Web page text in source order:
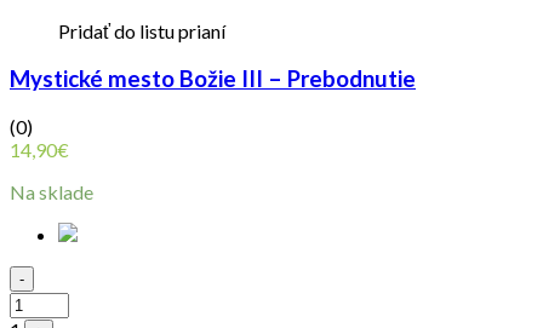
Pridať do listu prianí
Mystické mesto Božie III – Prebodnutie
(0)
14,90€
Na sklade
Quantity
-